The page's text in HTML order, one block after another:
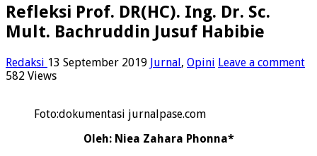
Refleksi Prof. DR(HC). Ing. Dr. Sc.
Mult. Bachruddin Jusuf Habibie
Redaksi 13 September 2019 Jurnal , Opini Leave a comment
582 Views
Foto:dokumentasi jurnalpase.com
Oleh: Niea Zahara Phonna*